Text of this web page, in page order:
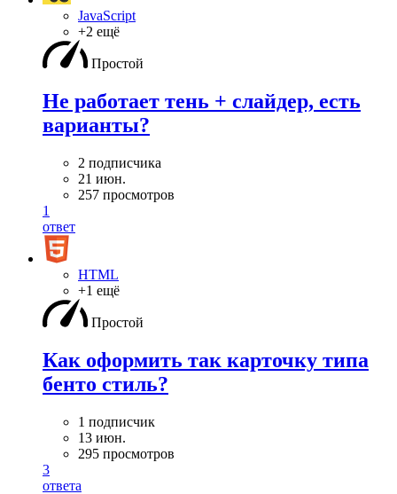
JavaScript
+2 ещё
Простой
Не работает тень + слайдер, есть
варианты?
2 подписчика
21 июн.
257 просмотров
1
ответ
HTML
+1 ещё
Простой
Как оформить так карточку типа
бенто стиль?
1 подписчик
13 июн.
295 просмотров
3
ответа